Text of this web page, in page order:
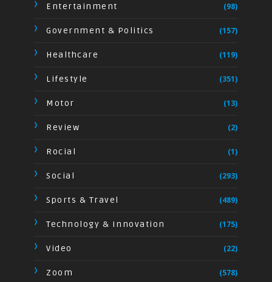
Entertainment (98)
Government & Politics (157)
Healthcare (119)
Lifestyle (351)
Motor (13)
Review (2)
Rocial (1)
Social (293)
Sports & Travel (489)
Technology & Innovation (175)
Video (22)
Zoom (578)